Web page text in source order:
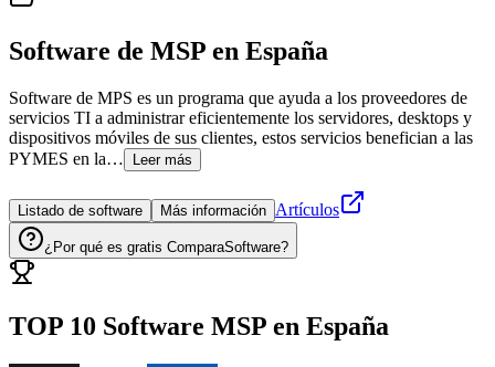
Software de MSP en España
Software de MPS es un programa que ayuda a los proveedores de
servicios TI a administrar eficientemente los servidores, desktops y
dispositivos móviles de sus clientes, estos servicios benefician a las
PYMES en la…
Leer más
Listado de software Más información Artículos
¿Por qué es gratis ComparaSoftware?
TOP 10 Software MSP en España